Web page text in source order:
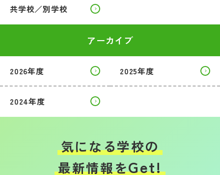
共学校／別学校
アーカイブ
2026年度 2025年度
2024年度
気になる学校の
最新情報をGet!